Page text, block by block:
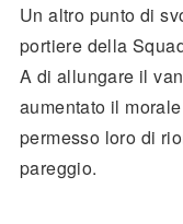
Un altro punto di
portiere della
A di allungare il
aumentato il
permesso loro di
pareggio.